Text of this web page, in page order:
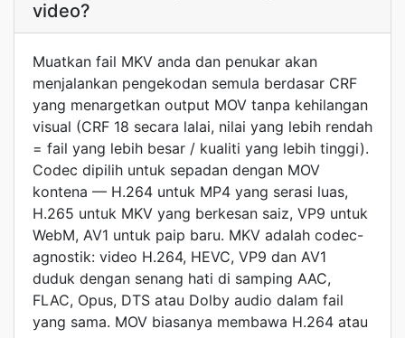
video?
Muatkan fail MKV anda dan penukar akan
menjalankan pengekodan semula berdasar CRF
yang menargetkan output MOV tanpa kehilangan
visual (CRF 18 secara lalai, nilai yang lebih rendah
= fail yang lebih besar / kualiti yang lebih tinggi).
Codec dipilih untuk sepadan dengan MOV
kontena — H.264 untuk MP4 yang serasi luas,
H.265 untuk MKV yang berkesan saiz, VP9 untuk
WebM, AV1 untuk paip baru. MKV adalah codec-
agnostik: video H.264, HEVC, VP9 dan AV1
duduk dengan senang hati di samping AAC,
FLAC, Opus, DTS atau Dolby audio dalam fail
yang sama. MOV biasanya membawa H.264 atau